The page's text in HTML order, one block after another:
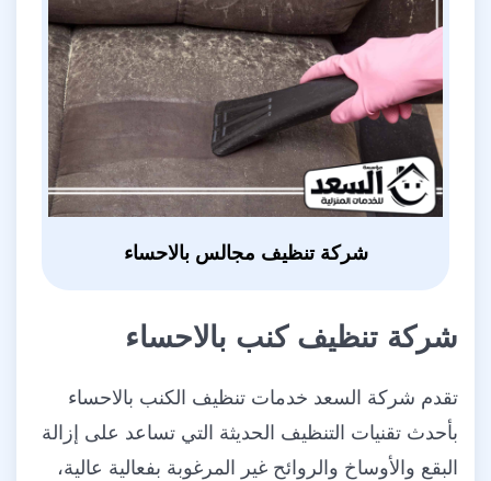
شركة تنظيف مجالس بالاحساء
شركة تنظيف كنب بالاحساء
تقدم شركة السعد خدمات تنظيف الكنب بالاحساء
بأحدث تقنيات التنظيف الحديثة التي تساعد على إزالة
البقع والأوساخ والروائح غير المرغوبة بفعالية عالية،